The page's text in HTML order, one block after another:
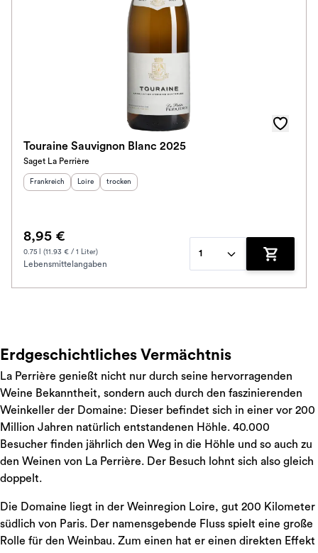
Touraine Sauvignon Blanc 2025
Saget La Perrière
Herkunftsland
Frankreich Herkunftsregion:
Loire Geschmack
trocken
8,95 €
0.75 l (11.93 € / 1 Liter)
Lebensmittelangaben
1
Zum
Erdgeschichtliches Vermächtnis
La Perrière genießt nicht nur durch seine hervorragenden
Weine Bekanntheit, sondern auch durch den faszinierenden
Weinkeller der Domaine: Dieser befindet sich in einer vor 200
Million Jahren natürlich entstandenen Höhle. 40.000
Besucher finden jährlich den Weg in die Höhle und so auch zu
den Weinen von La Perrière. Der Besuch lohnt sich also gleich
doppelt.
Die Domaine liegt in der Weinregion Loire, gut 200 Kilometer
südlich von Paris. Der namensgebende Fluss spielt eine große
Rolle für den Weinbau. Zum einen hat er einen direkten Effekt